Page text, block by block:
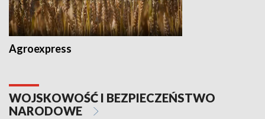
Agroexpress
WOJSKOWOŚĆ I BEZPIECZEŃSTWO
NARODOWE